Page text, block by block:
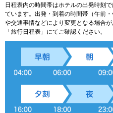
日程表内の時間帯はホテルの出発時刻
ています。出発・到着の時間帯（午前
や交通事情などにより変更となる場合
「旅行日程表」にてご確認ください。